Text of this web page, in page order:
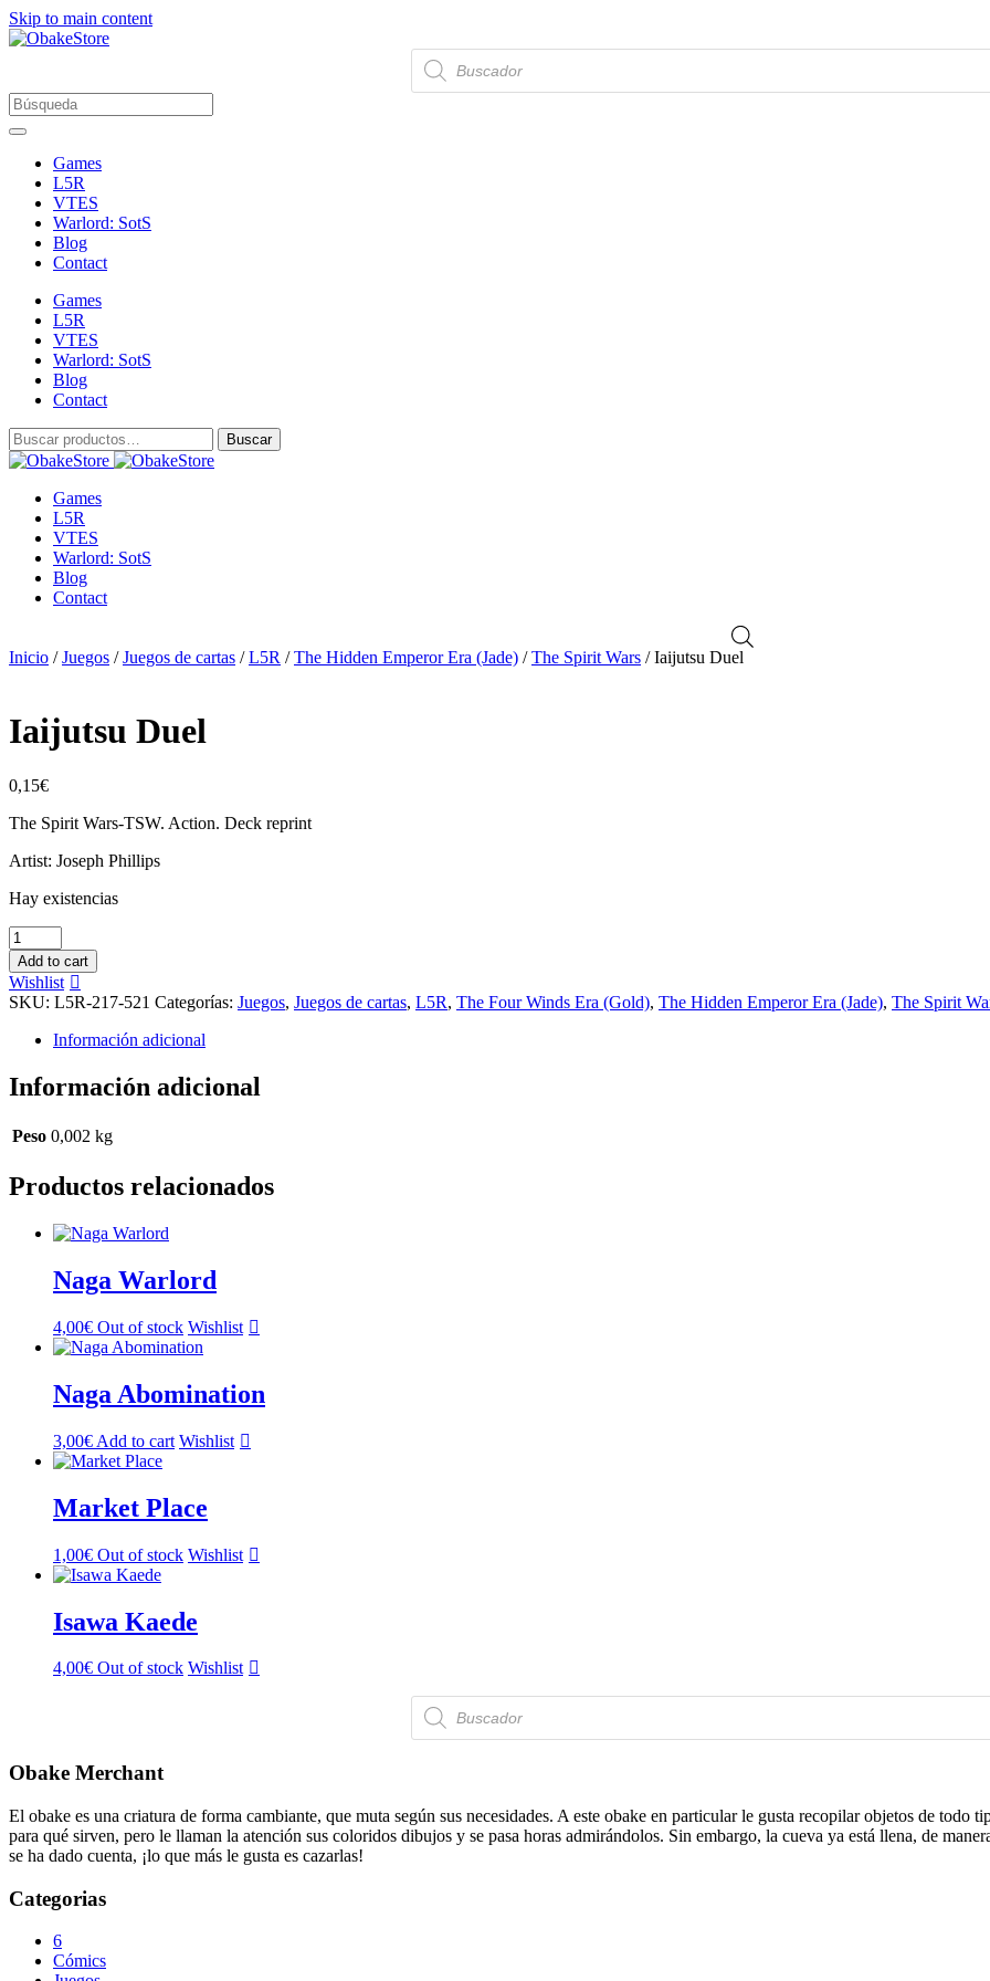
Skip to main content
Búsqueda
de
productos
Games
L5R
VTES
Warlord: SotS
Blog
Contact
Games
L5R
VTES
Warlord: SotS
Blog
Contact
Buscar
por:
Buscar
Games
L5R
VTES
Warlord: SotS
Blog
Contact
Inicio /Juegos /Juegos de cartas /L5R /The Hidden Emperor Era (Jade) /The Spirit Wars / Iaijutsu Duel
Iaijutsu Duel
0,15€
The Spirit Wars-TSW. Action. Deck reprint
Artist: Joseph Phillips
Hay existencias
Iaijutsu
Duel
cantidad
Add to cart
Wishlist
SKU: L5R-217-521 Categorías: Juegos, Juegos de cartas, L5R, The Four Winds Era (Gold), The Hidden Emperor Era (Jade), The Spirit
Información adicional
Información adicional
Peso 0,002 kg
Productos relacionados
Naga Warlord
4,00€ Out of stock Wishlist
Naga Abomination
3,00€ Add to cart Wishlist
Market Place
1,00€ Out of stock Wishlist
Isawa Kaede
4,00€ Out of stock Wishlist
Búsqueda
de
productos
Obake Merchant
El obake es una criatura de forma cambiante, que muta según sus necesidades. A este obake en particular le gusta recopilar objetos de todo
para qué sirven, pero le llaman la atención sus coloridos dibujos y se pasa horas admirándolos. Sin embargo, la cueva ya está llena, de
se ha dado cuenta, ¡lo que más le gusta es cazarlas!
Categorias
6
Cómics